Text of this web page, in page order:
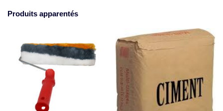
Produits apparentés